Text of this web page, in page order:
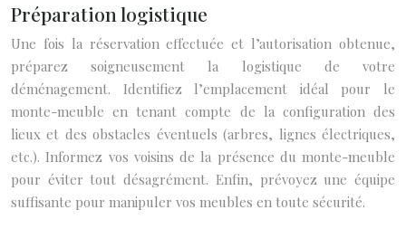
Préparation logistique
Une fois la réservation effectuée et l’autorisation obtenue,
préparez soigneusement la logistique de votre
déménagement. Identifiez l’emplacement idéal pour le
monte-meuble en tenant compte de la configuration des
lieux et des obstacles éventuels (arbres, lignes électriques,
etc.). Informez vos voisins de la présence du monte-meuble
pour éviter tout désagrément. Enfin, prévoyez une équipe
suffisante pour manipuler vos meubles en toute sécurité.